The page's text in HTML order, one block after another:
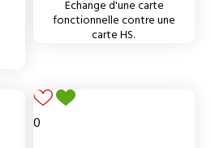
Echange d'une carte
fonctionnelle contre une
carte HS.
0